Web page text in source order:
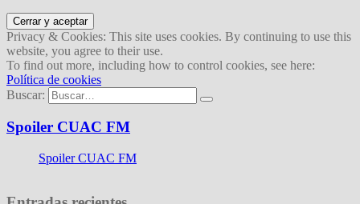
Privacy & Cookies: This site uses cookies. By continuing to use this
website, you agree to their use.
To find out more, including how to control cookies, see here:
Política de cookies
Buscar:
Spoiler CUAC FM
Spoiler CUAC FM